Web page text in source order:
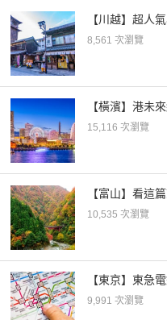
【川越】超人
8,561 次瀏覽
【橫濱】港未
15,116 次瀏覽
【富山】看這
10,535 次瀏覽
【東京】東急
9,991 次瀏覽